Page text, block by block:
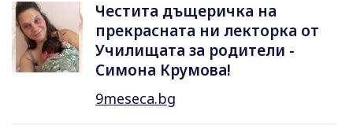
Честита дъщеричка на
прекрасната ни лекторка от
Училищата за родители -
Симона Крумова!
9meseca.bg